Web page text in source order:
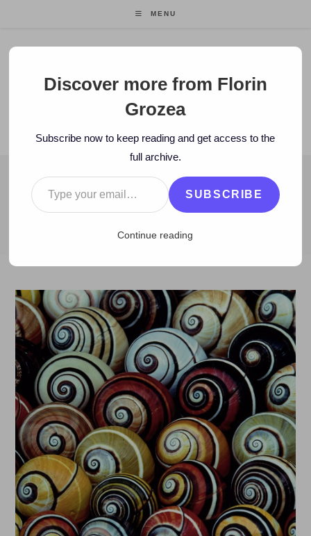
MENU
Florin Grozea
ENTREPRENEUR. FOUNDER/CEO MOCAPP.
BLOG
2012 > November > 18 > www ONLINE: TOP 10 pagini
Discover more from Florin
Grozea
Subscribe now to keep reading and get access to the
full archive.
Type your email…
SUBSCRIBE
Continue reading